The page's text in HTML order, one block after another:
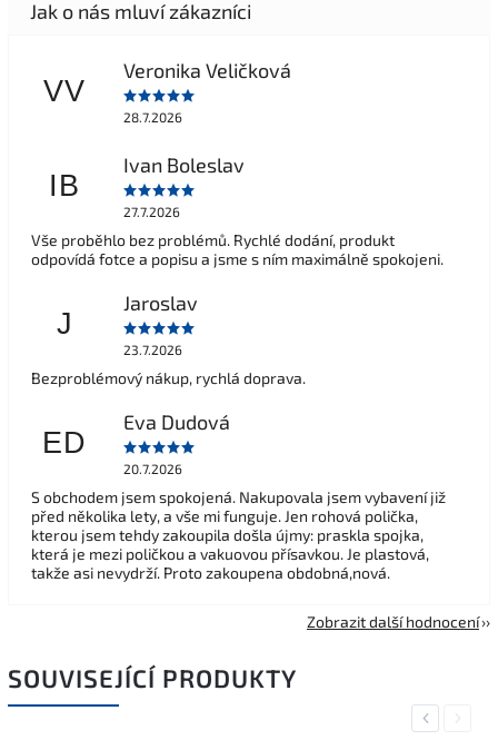
VV
Veronika Veličková
28.7.2026
IB
Ivan Boleslav
27.7.2026
Vše proběhlo bez problémů. Rychlé dodání, produkt
odpovídá fotce a popisu a jsme s ním maximálně spokojeni.
J
Jaroslav
23.7.2026
Bezproblémový nákup, rychlá doprava.
ED
Eva Dudová
20.7.2026
S obchodem jsem spokojená. Nakupovala jsem vybavení již
před několika lety, a vše mi funguje. Jen rohová polička,
kterou jsem tehdy zakoupila došla újmy: praskla spojka,
která je mezi poličkou a vakuovou přísavkou. Je plastová,
takže asi nevydrží. Proto zakoupena obdobná,nová.
Zobrazit další hodnocení
SOUVISEJÍCÍ PRODUKTY
PreviousNext